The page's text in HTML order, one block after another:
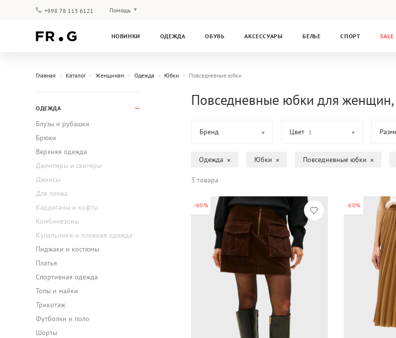
+998 78 113 6121 Помощь
НОВИНКИ ОДЕЖДА ОБУВЬ АКСЕССУАРЫ БЕЛЬЕ СПОРТ SALE
Главная Каталог Женщинам Одежда Юбки Повседневные юбки
ОДЕЖДА
Блузы и рубашки
Брюки
Верхняя одежда
Джемперы и свитеры
Джинсы
Для пляжа
Кардиганы и кофты
Комбинезоны
Купальники и пляжная одежда
Пиджаки и костюмы
Платья
Спортивная одежда
Топы и майки
Трикотаж
Футболки и поло
Шорты
Повседневные юбки для
Бренд Цвет 1
Одежда Юбки Повседневные юбки
3 товара
-60% -60%